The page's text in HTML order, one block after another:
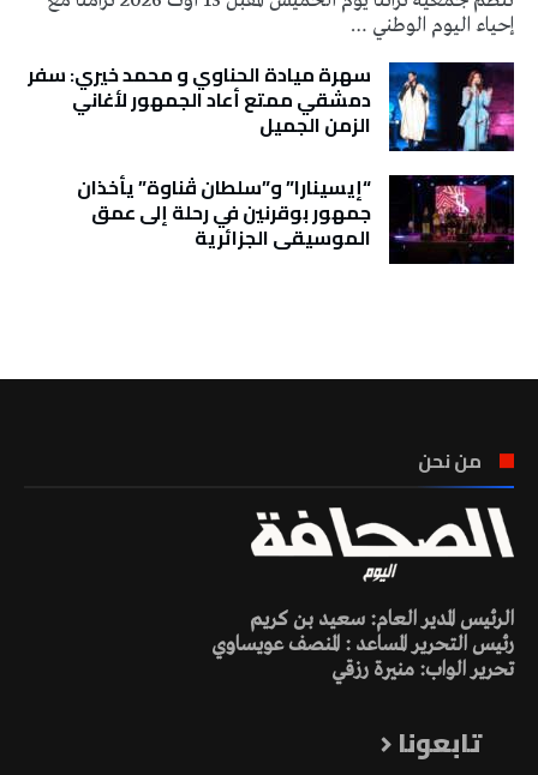
إحياء اليوم الوطني …
سهرة ميادة الحناوي و محمد خيري: سفر
دمشقي ممتع أعاد الجمهور لأغاني
الزمن الجميل
“إيسينارا” و”سلطان ڤناوة” يأخذان
جمهور بوقرنين في رحلة إلى عمق
الموسيقى الجزائرية
من نحن
الرئيس المدير العام: سعيد بن كريم
رئيس التحرير المساعد : المنصف عويساوي
تحرير الواب: منيرة رزقي
تابعونا